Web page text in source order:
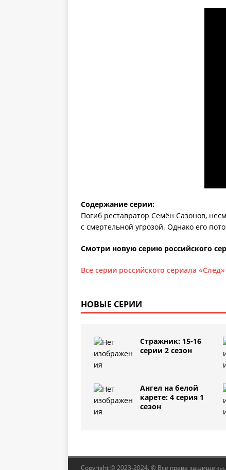
Содержание серии:
Погиб реставратор Семён Сазонов,
с смертельной угрозой. Однако его
Смотри новую серию российского
Все серии российского сериала «След»
НОВЫЕ СЕРИИ
Стражник: 15-16
серии 2 сезон
Ангел на белой
карете: 4 серия 1
сезон
Copyright © 2023-2024. © Все права защищены.